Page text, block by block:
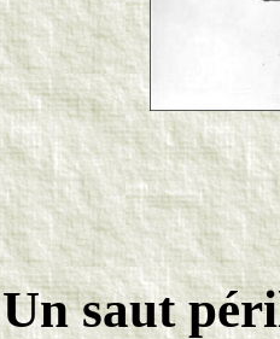
Un saut